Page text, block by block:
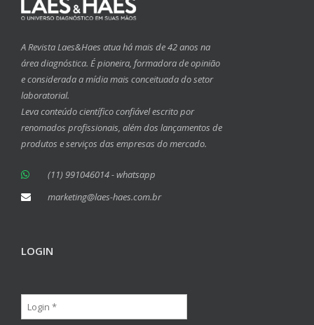
A Revista Laes&Haes atua há mais de 42 anos na
área diagnóstica. É pioneira, formadora de opinião
e considerada a mídia mais conceituada do setor
laboratorial.
Leva conteúdo científico confiável escrito por
renomados profissionais, além dos lançamentos de
produtos e serviços das empresas do mercado.
(11) 991046014 - whatsapp
marketing@laes-haes.com.br
LOGIN